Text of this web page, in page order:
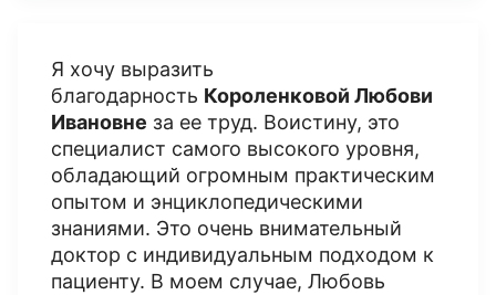
Я хочу выразить
благодарность Короленковой Любови
Ивановне за ее труд. Воистину, это
специалист самого высокого уровня,
обладающий огромным практическим
опытом и энциклопедическими
знаниями. Это очень внимательный
доктор с индивидуальным подходом к
пациенту. В моем случае, Любовь